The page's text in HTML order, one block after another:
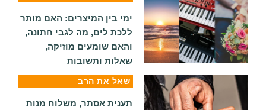
ימי בין המיצרים: האם מותר
ללכת לים, מה לגבי חתונה,
והאם שומעים מוזיקה,
שאלות ותשובות
שאל את הרב
תענית אסתר, משלוח מנות